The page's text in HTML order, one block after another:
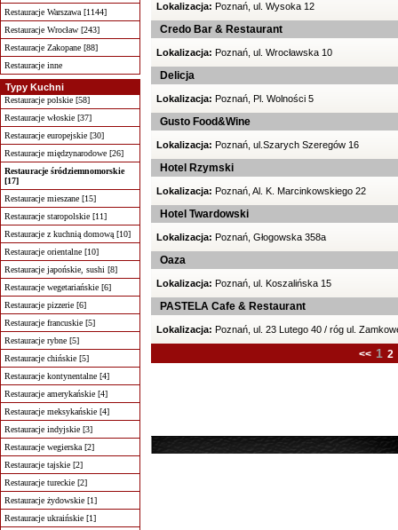
Restauracje Warszawa [1144]
Restauracje Wrocław [243]
Restauracje Zakopane [88]
Restauracje inne
Typy Kuchni
Restauracje polskie [58]
Restauracje włoskie [37]
Restauracje europejskie [30]
Restauracje międzynarodowe [26]
Restauracje śródziemnomorskie
[17]
Restauracje mieszane [15]
Restauracje staropolskie [11]
Restauracje z kuchnią domową [10]
Restauracje orientalne [10]
Restauracje japońskie, sushi [8]
Restauracje wegetariańskie [6]
Restauracje pizzerie [6]
Restauracje francuskie [5]
Restauracje rybne [5]
Restauracje chińskie [5]
Restauracje kontynentalne [4]
Restauracje amerykańskie [4]
Restauracje meksykańskie [4]
Restauracje indyjskie [3]
Restauracje wegierska [2]
Restauracje tajskie [2]
Restauracje tureckie [2]
Restauracje żydowskie [1]
Restauracje ukraińskie [1]
Lokalizacja: Poznań, ul. Wysoka 12
Credo Bar & Restaurant
Lokalizacja: Poznań, ul. Wrocławska 10
Delicja
Lokalizacja: Poznań, Pl. Wolności 5
Gusto Food&Wine
Lokalizacja: Poznań, ul.Szarych Szeregów 16
Hotel Rzymski
Lokalizacja: Poznań, Al. K. Marcinkowskiego 22
Hotel Twardowski
Lokalizacja: Poznań, Głogowska 358a
Oaza
Lokalizacja: Poznań, ul. Koszalińska 15
PASTELA Cafe & Restaurant
Lokalizacja: Poznań, ul. 23 Lutego 40 / róg ul.
<< 1 2